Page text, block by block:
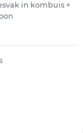
in kombuis +